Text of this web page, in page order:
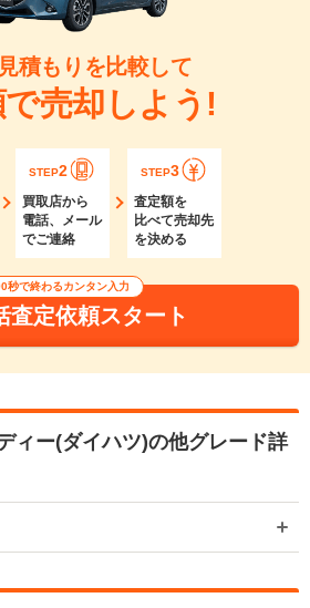
積もりを比較して
売却しよう!
STEP2
買取店から
電話、メール
でご連絡
STEP3
査定額を
比べて売却先
を決める
秒で終わるカンタン入力
査定依頼スタート
ィー(ダイハツ)の他グレード詳